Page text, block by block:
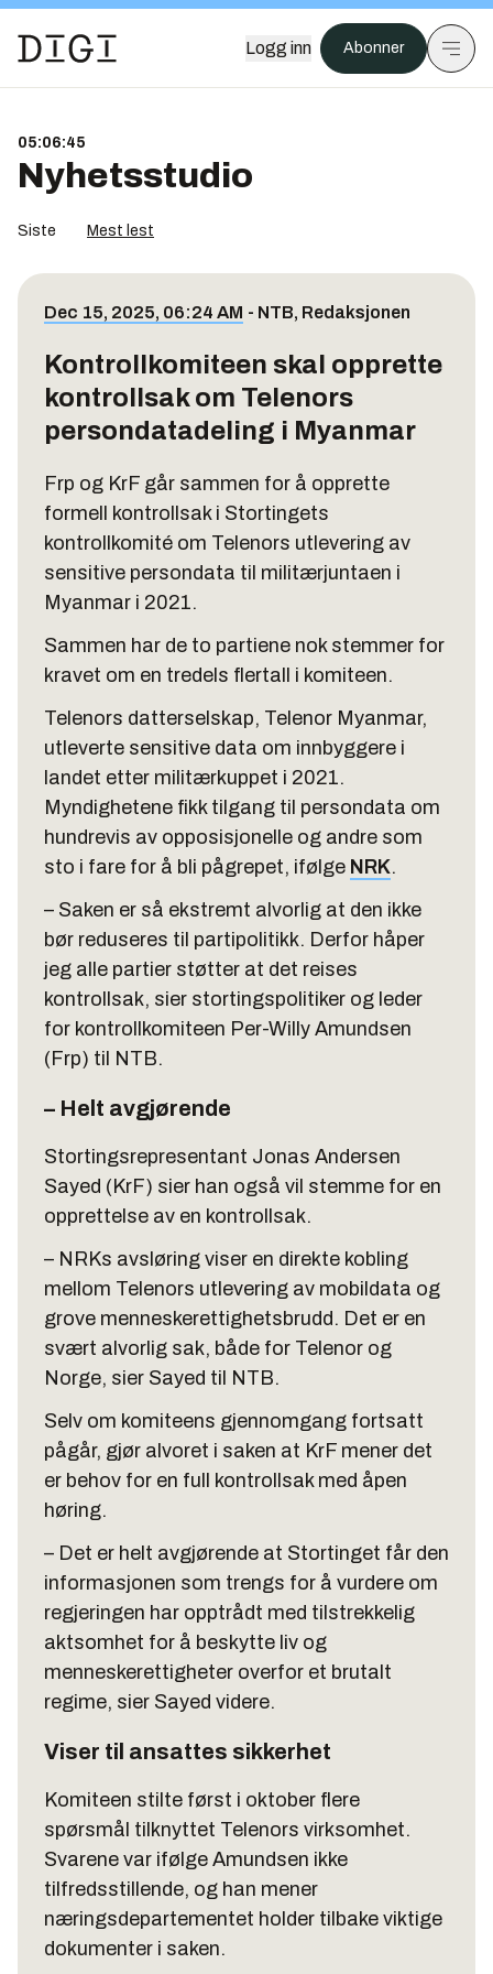
Logg inn Abonner
05:06:45
Nyhetsstudio
Siste Mest lest
Dec 15, 2025, 06:24 AM - NTB, Redaksjonen
Kontrollkomiteen skal opprette
kontrollsak om Telenors
persondatadeling i Myanmar
Frp og KrF går sammen for å opprette
formell kontrollsak i Stortingets
kontrollkomité om Telenors utlevering av
sensitive persondata til militærjuntaen i
Myanmar i 2021.
Sammen har de to partiene nok stemmer for
kravet om en tredels flertall i komiteen.
Telenors datterselskap, Telenor Myanmar,
utleverte sensitive data om innbyggere i
landet etter militærkuppet i 2021.
Myndighetene fikk tilgang til persondata om
hundrevis av opposisjonelle og andre som
sto i fare for å bli pågrepet, ifølge NRK.
– Saken er så ekstremt alvorlig at den ikke
bør reduseres til partipolitikk. Derfor håper
jeg alle partier støtter at det reises
kontrollsak, sier stortingspolitiker og leder
for kontrollkomiteen Per-Willy Amundsen
(Frp) til NTB.
– Helt avgjørende
Stortingsrepresentant Jonas Andersen
Sayed (KrF) sier han også vil stemme for en
opprettelse av en kontrollsak.
– NRKs avsløring viser en direkte kobling
mellom Telenors utlevering av mobildata og
grove menneskerettighetsbrudd. Det er en
svært alvorlig sak, både for Telenor og
Norge, sier Sayed til NTB.
Selv om komiteens gjennomgang fortsatt
pågår, gjør alvoret i saken at KrF mener det
er behov for en full kontrollsak med åpen
høring.
– Det er helt avgjørende at Stortinget får den
informasjonen som trengs for å vurdere om
regjeringen har opptrådt med tilstrekkelig
aktsomhet for å beskytte liv og
menneskerettigheter overfor et brutalt
regime, sier Sayed videre.
Viser til ansattes sikkerhet
Komiteen stilte først i oktober flere
spørsmål tilknyttet Telenors virksomhet.
Svarene var ifølge Amundsen ikke
tilfredsstillende, og han mener
næringsdepartementet holder tilbake viktige
dokumenter i saken.